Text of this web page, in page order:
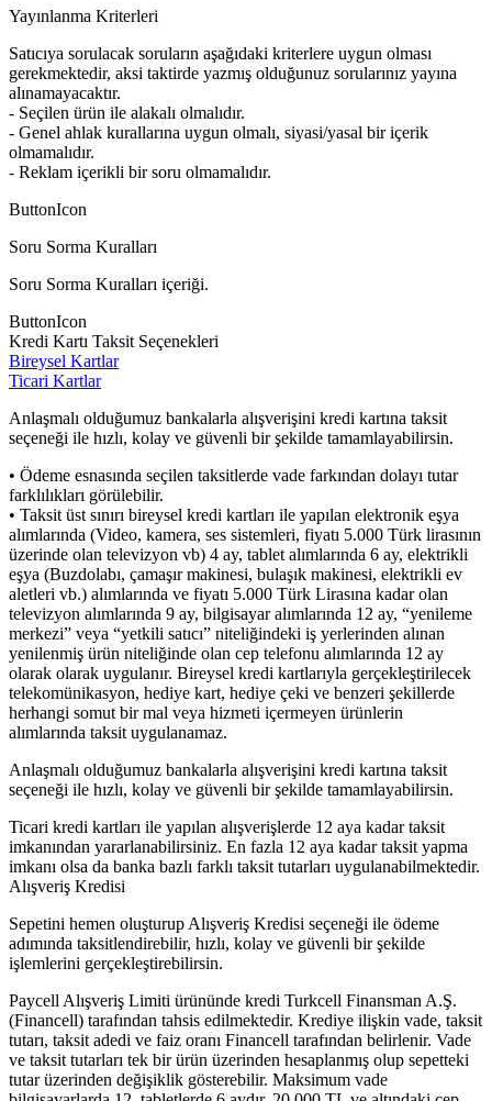
Yayınlanma Kriterleri
Satıcıya sorulacak soruların aşağıdaki kriterlere uygun olması
gerekmektedir, aksi taktirde yazmış olduğunuz sorularınız yayına
alınamayacaktır.
- Seçilen ürün ile alakalı olmalıdır.
- Genel ahlak kurallarına uygun olmalı, siyasi/yasal bir içerik
olmamalıdır.
- Reklam içerikli bir soru olmamalıdır.
ButtonIcon
Soru Sorma Kuralları
Soru Sorma Kuralları içeriği.
ButtonIcon
Kredi Kartı Taksit Seçenekleri
Bireysel Kartlar
Ticari Kartlar
Anlaşmalı olduğumuz bankalarla alışverişini kredi kartına taksit
seçeneği ile hızlı, kolay ve güvenli bir şekilde tamamlayabilirsin.
• Ödeme esnasında seçilen taksitlerde vade farkından dolayı tutar
farklılıkları görülebilir.
• Taksit üst sınırı bireysel kredi kartları ile yapılan elektronik eşya
alımlarında (Video, kamera, ses sistemleri, fiyatı 5.000 Türk lirasının
üzerinde olan televizyon vb) 4 ay, tablet alımlarında 6 ay, elektrikli
eşya (Buzdolabı, çamaşır makinesi, bulaşık makinesi, elektrikli ev
aletleri vb.) alımlarında ve fiyatı 5.000 Türk Lirasına kadar olan
televizyon alımlarında 9 ay, bilgisayar alımlarında 12 ay, “yenileme
merkezi” veya “yetkili satıcı” niteliğindeki iş yerlerinden alınan
yenilenmiş ürün niteliğinde olan cep telefonu alımlarında 12 ay
olarak olarak uygulanır. Bireysel kredi kartlarıyla gerçekleştirilecek
telekomünikasyon, hediye kart, hediye çeki ve benzeri şekillerde
herhangi somut bir mal veya hizmeti içermeyen ürünlerin
alımlarında taksit uygulanamaz.
Anlaşmalı olduğumuz bankalarla alışverişini kredi kartına taksit
seçeneği ile hızlı, kolay ve güvenli bir şekilde tamamlayabilirsin.
Ticari kredi kartları ile yapılan alışverişlerde 12 aya kadar taksit
imkanından yararlanabilirsiniz. En fazla 12 aya kadar taksit yapma
imkanı olsa da banka bazlı farklı taksit tutarları uygulanabilmektedir.
Alışveriş Kredisi
Sepetini hemen oluşturup Alışveriş Kredisi seçeneği ile ödeme
adımında taksitlendirebilir, hızlı, kolay ve güvenli bir şekilde
işlemlerini gerçekleştirebilirsin.
Paycell Alışveriş Limiti ürününde kredi Turkcell Finansman A.Ş.
(Financell) tarafından tahsis edilmektedir. Krediye ilişkin vade, taksit
tutarı, taksit adedi ve faiz oranı Financell tarafından belirlenir. Vade
ve taksit tutarları tek bir ürün üzerinden hesaplanmış olup sepetteki
tutar üzerinden değişiklik gösterebilir. Maksimum vade